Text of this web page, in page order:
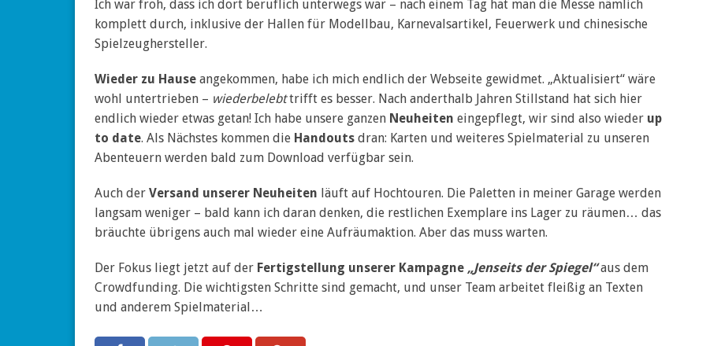
Ich war froh, dass ich dort beruflich unterwegs war – nach einem Tag hat man die Messe nämlich
komplett durch, inklusive der Hallen für Modellbau, Karnevalsartikel, Feuerwerk und chinesische
Spielzeughersteller.
Wieder zu Hauseangekommen, habe ich mich endlich der Webseite gewidmet. „Aktualisiert“ wäre
wohl untertrieben – wiederbelebttrifft es besser. Nach anderthalb Jahren Stillstand hat sich hier
endlich wieder etwas getan! Ich habe unsere ganzen Neuheiten eingepflegt, wir sind also wieder up
to date. Als Nächstes kommen die Handoutsdran: Karten und weiteres Spielmaterial zu unseren
Abenteuern werden bald zum Download verfügbar sein.
Auch der Versand unserer Neuheiten läuft auf Hochtouren. Die Paletten in meiner Garage werden
langsam weniger – bald kann ich daran denken, die restlichen Exemplare ins Lager zu räumen… das
bräuchte übrigens auch mal wieder eine Aufräumaktion. Aber das muss warten.
Der Fokus liegt jetzt auf der Fertigstellung unserer Kampagne „Jenseits der Spiegel“aus dem
Crowdfunding. Die wichtigsten Schritte sind gemacht, und unser Team arbeitet fleißig an Texten
und anderem Spielmaterial…